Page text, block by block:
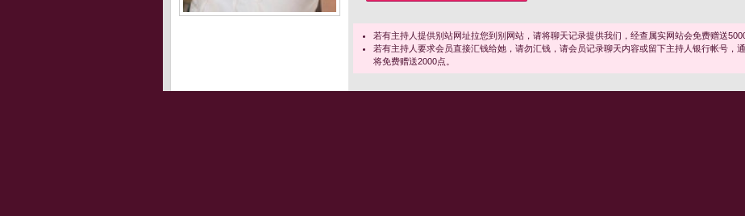
若有主持人提供别站网址拉您到别网站，请将聊天记录提供我们，经查属实网站会免费赠送5000
若有主持人要求会员直接汇钱给她，请勿汇钱，请会员记录聊天内容或留下主持人银行帐号，
将免费赠送2000点。